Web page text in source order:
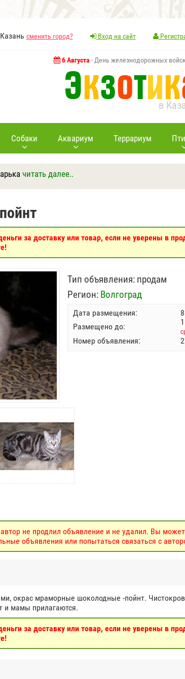
сменить город? Вход на сайт
6 Августа - День железнодорожных
в
Собаки Аквариум Террариум
читать далее..
Ответить Другие вопросы
Задать
за доставку или товар, если не уверены в
Тип объявления:продам
Регион: Волгоград
Дата размещения:
Размещено до:
Номер объявления:
не продлил объявление и не удалил. Вы
объявления или попытаться связаться с
окрас мраморные шоколодные -пойнт.
и мамы прилагаются.
за доставку или товар, если не уверены в